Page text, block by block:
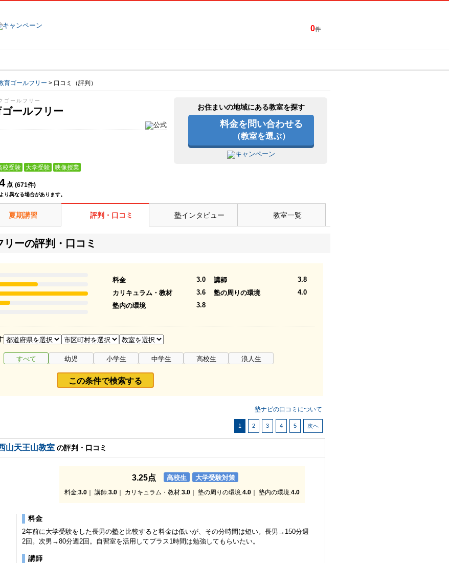
0件
育ゴールフリー > 口コミ（評判）
ゴールフリー
ゴールフリー
校受験 大学受験 映像授業
点 (671件)
異なる場合があります。
お住まいの地域にある教室を探す
料金を問い合わせる
（教室を選ぶ）
夏期講習 評判・口コミ 塾インタビュー 教室一覧
ーの評判・口コミ
料金 3.0 講師
3.8
カリキュラム・教材
3.6 塾の周りの環境
4.0
塾内の環境
3.8
すべて 幼児 小学生 中学生 高校生 浪人生
この条件で検索する
塾ナビの口コミについて
1 2 3 4 5 次へ
山天王山教室 の評判・口コミ
3.25点 高校生 大学受験対策
料金:3.0 ｜ 講師:3.0 ｜ カリキュラム・教材:3.0 ｜ 塾の周りの環境:4.0 ｜ 塾内の環境:4.0
料金
2年前に大学受験をした長男の塾と比較すると料金は低いが、その分時間は短い。長男→150分週
2回。次男→80分週2回。自習室を活用してプラス1時間は勉強してもらいたい。
講師